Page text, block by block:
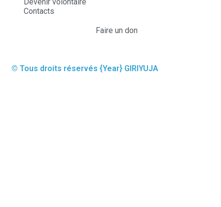
Contacts
Faire un don
© Tous droits réservés {Year} GIRIYUJA